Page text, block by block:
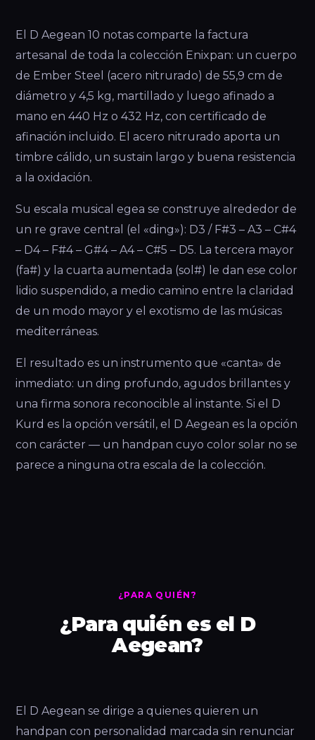
El D Aegean 10 notas comparte la factura
artesanal de toda la colección Enixpan: un cuerpo
de Ember Steel (acero nitrurado) de 55,9 cm de
diámetro y 4,5 kg, martillado y luego afinado a
mano en 440 Hz o 432 Hz, con certificado de
afinación incluido. El acero nitrurado aporta un
timbre cálido, un sustain largo y buena resistencia
a la oxidación.
Su escala musical egea se construye alrededor de
un re grave central (el «ding»): D3 / F#3 – A3 – C#4
– D4 – F#4 – G#4 – A4 – C#5 – D5. La tercera mayor
(fa#) y la cuarta aumentada (sol#) le dan ese color
lidio suspendido, a medio camino entre la claridad
de un modo mayor y el exotismo de las músicas
mediterráneas.
El resultado es un instrumento que «canta» de
inmediato: un ding profundo, agudos brillantes y
una firma sonora reconocible al instante. Si el D
Kurd es la opción versátil, el D Aegean es la opción
con carácter — un handpan cuyo color solar no se
parece a ninguna otra escala de la colección.
¿PARA QUIÉN?
¿Para quién es el D
Aegean?
El D Aegean se dirige a quienes quieren un
handpan con personalidad marcada sin renunciar